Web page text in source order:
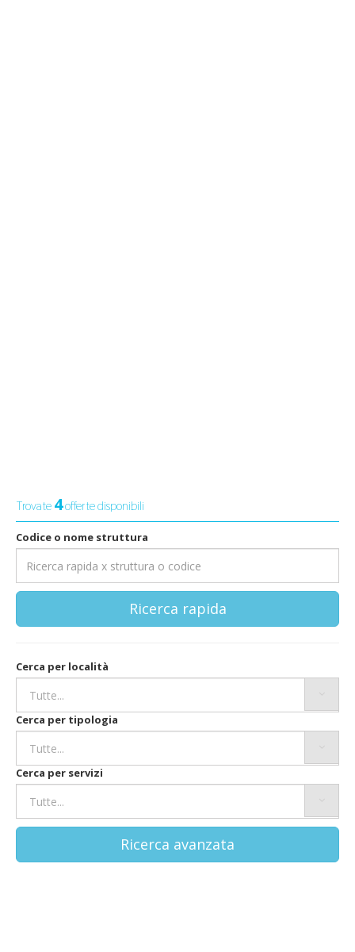
Trovate4offerte disponibili
Codice o nome struttura
Ricerca rapida
Cerca per località
Cerca per tipologia
Cerca per servizi
Ricerca avanzata